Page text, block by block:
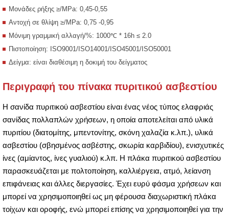
Μονάδες ρήξης ≥/MPa: 0,45-0,55
Αντοχή σε θλίψη ≥/MPa: 0,75 -0,95
Μόνιμη γραμμική αλλαγή/%: 1000℃ * 16h ≤ 2.0
Πιστοποίηση: ISO9001/ISO14001/ISO45001/ISO50001
Δείγμα: είναι διαθέσιμη η δοκιμή του δείγματος
Περιγραφή του πίνακα πυριτικού ασβεστίου
Η σανίδα πυριτικού ασβεστίου είναι ένας νέος τύπος ελαφριάς
σανίδας πολλαπλών χρήσεων, η οποία αποτελείται από υλικά
πυριτίου (διατομίτης, μπεντονίτης, σκόνη χαλαζία κ.λπ.), υλικά
ασβεστίου (σβησμένος ασβέστης, σκωρία καρβιδίου), ενισχυτικές
ίνες (αμίαντος, ίνες γυαλιού) κ.λπ. Η πλάκα πυριτικού ασβεστίου
παρασκευάζεται με πολτοποίηση, καλλιέργεια, ατμό, λείανση
επιφάνειας και άλλες διεργασίες. Έχει ευρύ φάσμα χρήσεων και
μπορεί να χρησιμοποιηθεί ως μη φέρουσα διαχωριστική πλάκα
τοίχων και οροφής, ενώ μπορεί επίσης να χρησιμοποιηθεί για την